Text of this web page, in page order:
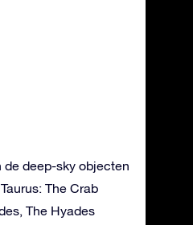
de deep-sky objecten
The Crab
The Hyades